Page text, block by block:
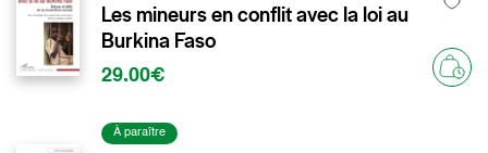
Les mineurs en conflit avec la loi au
Burkina Faso
29.00€
À paraître